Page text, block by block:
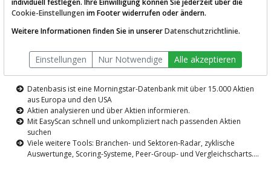
AKTIEN-TERMINAL
Die Aktienanalyse-Plattform von
TraderFox
Datenbasis ist eine Morningstar-Datenbank mit über 15.000 Aktien
aus Europa und den USA
Aktien analysieren und über Aktien informieren.
Mit EasyScan schnell und unkompliziert nach passenden Aktien
suchen
Viele weitere Tools: Branchen- und Sektoren-Radar, zyklische
Auswertunge, Scoring-Systeme, Peer-Group- und Vergleichscharts....
Cookie-Einstellungen im Footer widerrufen oder ändern.
Weitere Informationen finden Sie in unsererDatenschutzrichtlinie.
Einstellungen Nur Notwendige Alle akzeptieren